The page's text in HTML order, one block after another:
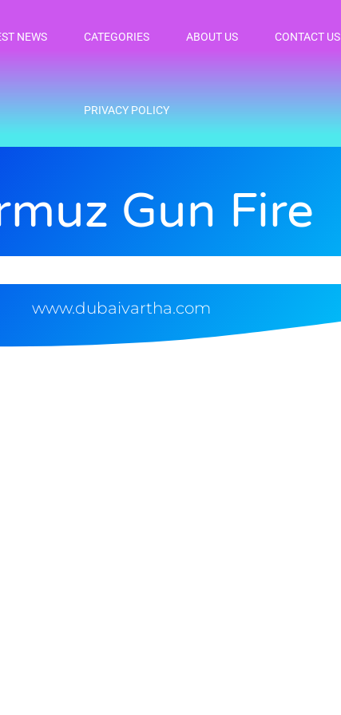
NEWS CATEGORIES ABOUT US CONTACT US
PRIVACY POLICY
Gun Fire
www.dubaivartha.com